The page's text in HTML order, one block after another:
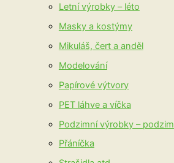
Letní výrobky – léto
Masky a kostýmy
Mikuláš, čert a anděl
Modelování
Papírové výtvory
PET láhve a víčka
Podzimní výrobky – podzim
Přáníčka